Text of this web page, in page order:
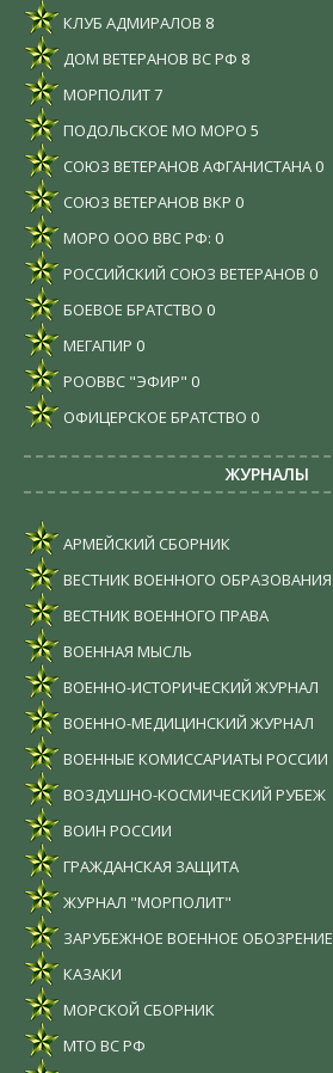
КЛУБ АДМИРАЛОВ 8
ДОМ ВЕТЕРАНОВ ВС РФ 8
МОРПОЛИТ7
ПОДОЛЬСКОЕ МО МОРО 5
СОЮЗ ВЕТЕРАНОВ АФГАНИСТАНА 0
СОЮЗ ВЕТЕРАНОВ ВКР 0
МОРО ООО ВВС РФ: 0
РОССИЙСКИЙ СОЮЗ ВЕТЕРАНОВ 0
БОЕВОЕ БРАТСТВО 0
МЕГАПИР 0
РООВВС "ЭФИР" 0
ОФИЦЕРСКОЕ БРАТСТВО 0
ЖУРНАЛЫ
АРМЕЙСКИЙ СБОРНИК
ВЕСТНИК ВОЕННОГО ОБРАЗОВАНИЯ
ВЕСТНИК ВОЕННОГО ПРАВА
ВОЕННАЯ МЫСЛЬ
ВОЕННО-ИСТОРИЧЕСКИЙ ЖУРНАЛ
ВОЕННО-МЕДИЦИНСКИЙ ЖУРНАЛ
ВОЕННЫЕ КОМИССАРИАТЫ РОССИИ
ВОЗДУШНО-КОСМИЧЕСКИЙ РУБЕЖ
ВОИН РОССИИ
ГРАЖДАНСКАЯ ЗАЩИТА
ЖУРНАЛ "МОРПОЛИТ"
ЗАРУБЕЖНОЕ ВОЕННОЕ ОБОЗРЕНИЕ
КАЗАКИ
МОРСКОЙ СБОРНИК
МТО ВС РФ